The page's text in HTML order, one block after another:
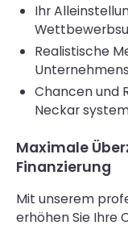
Ihr
Realistische
Chancen und
Neckar
Maximale
Finanzierung
Mit unserem
erhöhen Sie Ihre